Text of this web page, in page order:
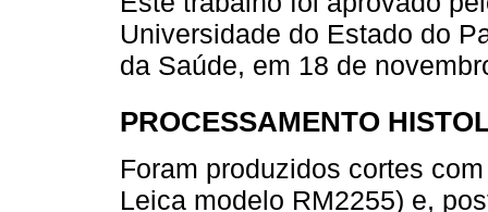
Universidade do Estado do
da Saúde, em 18 de
PROCESSAMENTO
Foram produzidos cortes
Leica modelo RM2255) e,